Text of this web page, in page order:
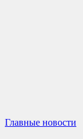
Главные новости